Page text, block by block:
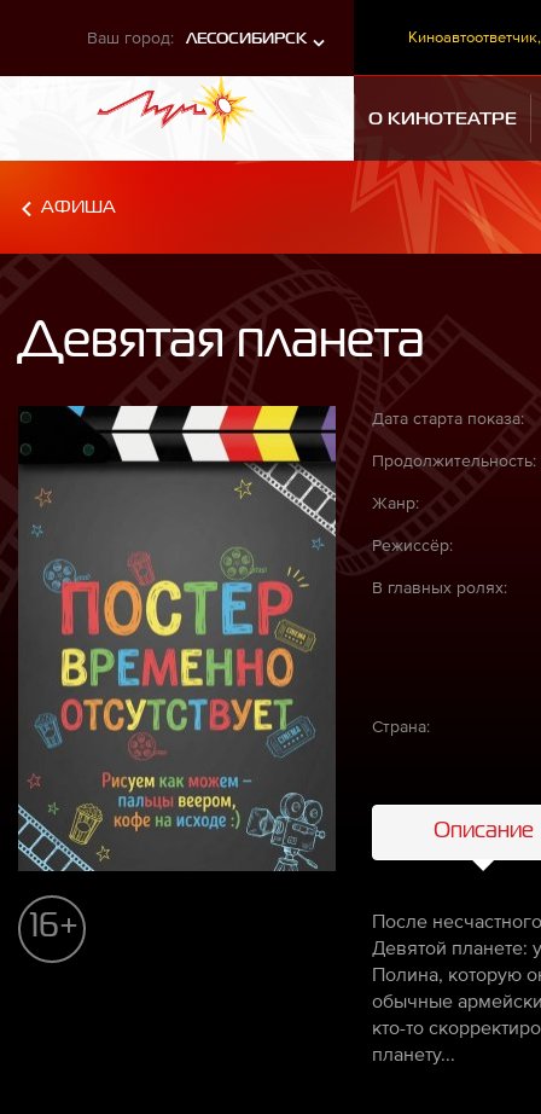
Ваш город: ЛЕСОСИБИРСК Киноавтоответчик,
О КИНОТЕАТРЕ
АФИША
Девятая планета
16+
Дата старта показа:
Продолжительность:
Жанр:
Режиссёр:
В главных ролях:
Страна:
Описание
После
Девятой планете:
Полина, которую
обычные
кто-то
планету...